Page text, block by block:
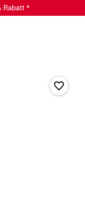
Rabatt ⁴